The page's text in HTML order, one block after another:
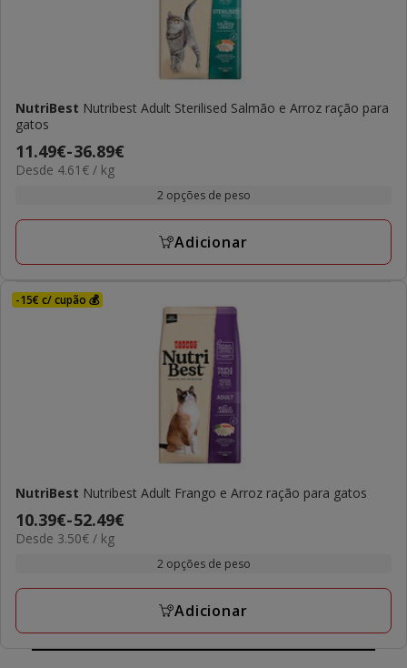
NutriBest Nutribest Adult Sterilised Salmão e Arroz ração para
gatos
Preço
de
a
11.49€-36.89€
4.61€
Desde 4.61€ / kg
2 opções de peso
Adicionar
-15€ c/ cupão 💰
NutriBest Nutribest Adult Frango e Arroz ração para gatos
Preço
de
a
10.39€-52.49€
3.50€
Desde 3.50€ / kg
2 opções de peso
Adicionar